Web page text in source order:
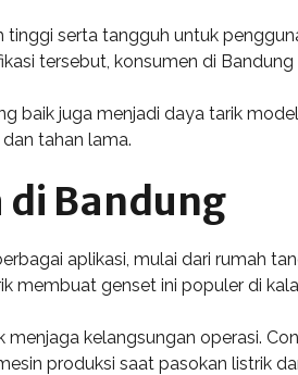
serta tangguh untuk
tersebut, konsumen di
baik juga menjadi daya tarik
tahan lama.
di Bandung
aplikasi, mulai dari rumah
membuat genset ini populer di
kelangsungan operasi.
produksi saat pasokan listrik